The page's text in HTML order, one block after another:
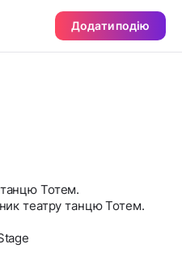
Додати подію
Тотем.
театру танцю Тотем.